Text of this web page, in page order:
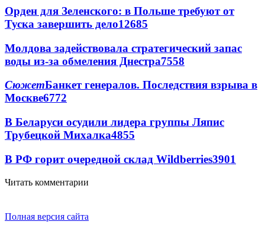
Орден для Зеленского: в Польше требуют от
Туска завершить дело12685
Молдова задействовала стратегический запас
воды из-за обмеления Днестра7558
СюжетБанкет генералов. Последствия взрыва в
Москве6772
В Беларуси осудили лидера группы Ляпис
Трубецкой Михалка4855
В РФ горит очередной склад Wildberries3901
Читать комментарии
Полная версия сайта